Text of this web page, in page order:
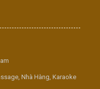
Nhà Hàng, Karaoke